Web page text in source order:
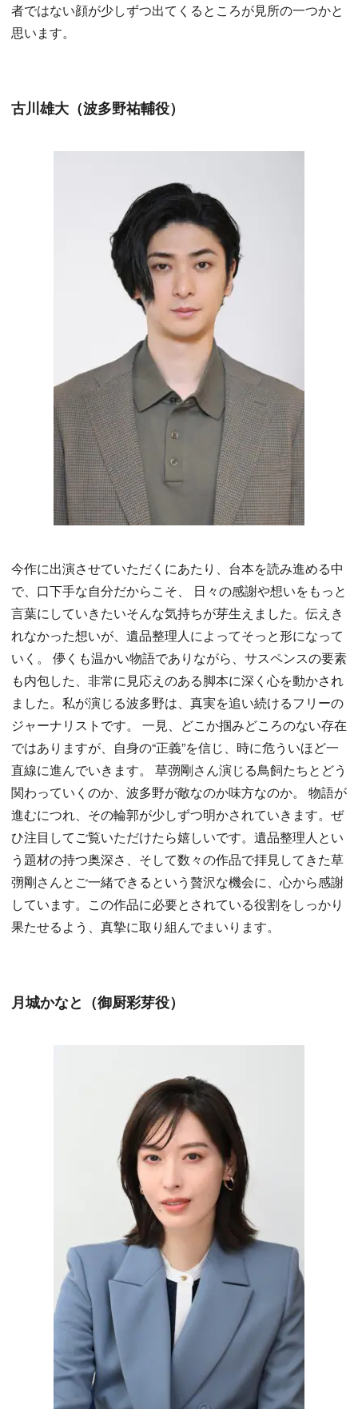
者ではない顔が少しずつ出てくるところが見所の一つかと
思います。
古川雄大（波多野祐輔役）
今作に出演させていただくにあたり、台本を読み進める中
で、口下手な自分だからこそ、 日々の感謝や想いをもっと
言葉にしていきたいそんな気持ちが芽生えました。伝えき
れなかった想いが、遺品整理人によってそっと形になって
いく。 儚くも温かい物語でありながら、サスペンスの要素
も内包した、非常に見応えのある脚本に深く心を動かされ
ました。私が演じる波多野は、真実を追い続けるフリーの
ジャーナリストです。 一見、どこか掴みどころのない存在
ではありますが、自身の“正義”を信じ、時に危ういほど一
直線に進んでいきます。 草彅剛さん演じる鳥飼たちとどう
関わっていくのか、波多野が敵なのか味方なのか。 物語が
進むにつれ、その輪郭が少しずつ明かされていきます。ぜ
ひ注目してご覧いただけたら嬉しいです。遺品整理人とい
う題材の持つ奥深さ、そして数々の作品で拝見してきた草
彅剛さんとご一緒できるという贅沢な機会に、心から感謝
しています。この作品に必要とされている役割をしっかり
果たせるよう、真摯に取り組んでまいります。
月城かなと（御厨彩芽役）